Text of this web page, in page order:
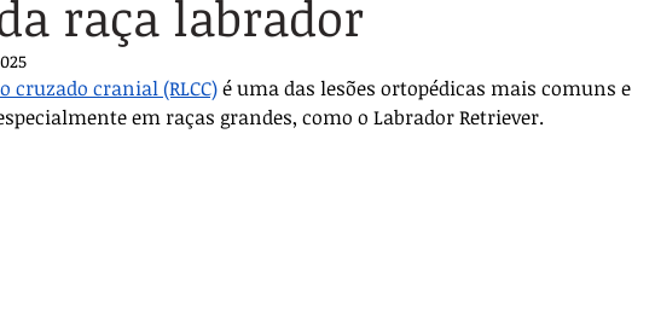
Dermatologia Traumatologia
Sutura Pós-operatório
raça labrador
cranial (RLCC) é uma das lesões ortopédicas mais comuns e
em raças grandes, como o Labrador Retriever.